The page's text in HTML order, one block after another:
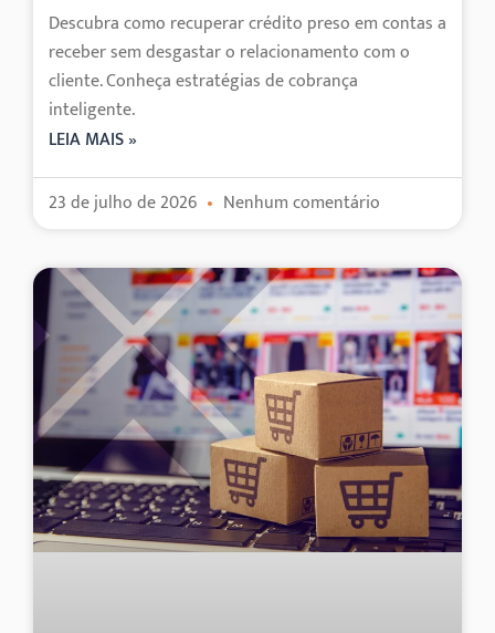
Descubra como recuperar crédito preso em contas a
receber sem desgastar o relacionamento com o
cliente. Conheça estratégias de cobrança
inteligente.
LEIA MAIS »
23 de julho de 2026 Nenhum comentário